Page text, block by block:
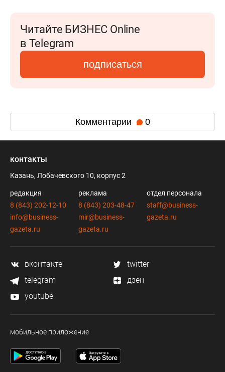
Читайте БИЗНЕС Online
в Telegram
подписаться
Комментарии 0
контакты
Казань, Лобачевского 10, корпус 2
редакция
8 (843) 202-12-10
info@business-
gazeta.ru
реклама
8 (843) 203-48-47
mir@business-
gazeta.ru
отдел персонала
staff@business-
gazeta.ru
вконтакте
twitter
telegram
дзен
youtube
мобильное приложение